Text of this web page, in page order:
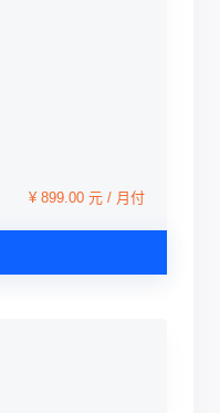
¥ 899.00 元 / 月付